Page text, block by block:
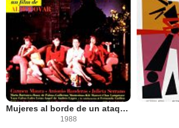
Mujeres al borde de un ataque de nervios
1988